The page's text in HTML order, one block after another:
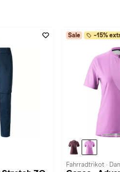
Sale -15%
Fahrradtrikot ·